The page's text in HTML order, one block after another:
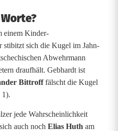
einem Kinder-
stibitzt sich die Kugel im Jahn-
Abwehrmann
draufhält. Gebhardt ist
Bittrofffälscht die Kugel
1).
jede Wahrscheinlichkeit
auch noch Elias Huth am